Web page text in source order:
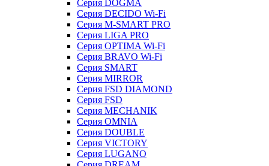
Серия DOGMA
Серия DECIDO Wi-Fi
Серия M-SMART PRO
Серия LIGA PRO
Серия OPTIMA Wi-Fi
Серия BRAVO Wi-Fi
Серия SMART
Серия MIRROR
Серия FSD DIAMOND
Серия FSD
Серия MECHANIK
Серия OMNIA
Серия DOUBLE
Серия VICTORY
Серия LUGANO